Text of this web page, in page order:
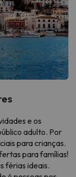
e os
adulto. Por
para crianças.
para famílias!
férias ideais.